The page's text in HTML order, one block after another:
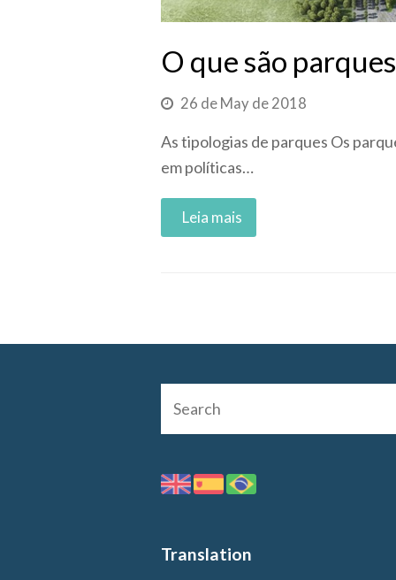
O que são
26 de May de 2018
As tipologias de parques Os
em políticas…
Translation